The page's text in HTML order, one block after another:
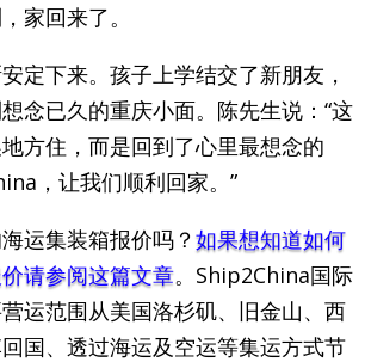
家回来了。
定下来。孩子上学结交了新朋友，
念已久的重庆小面。陈先生说：“这
方住，而是回到了心里最想念的
，让我们顺利回家。”
运集装箱报价吗？ 如果想知道如何
请参阅这篇文章。Ship2China国际
运范围从美国洛杉矶、旧金山、西
国、透过海运及空运等集运方式节